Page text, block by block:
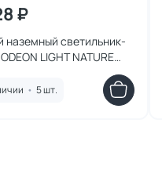
₽
наземный светильник-
LIGHT NATURE
черный LUMA
• 5 шт.